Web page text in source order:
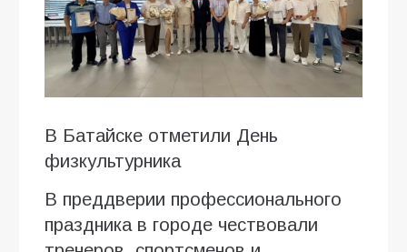
В Батайске отметили День
физкультурника
В преддверии профессионального
праздника в городе чествовали